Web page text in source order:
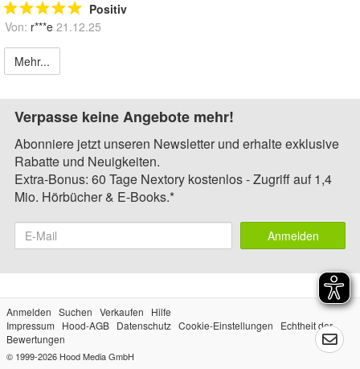
Positiv
Von: r***e 21.12.25
Mehr...
Verpasse keine Angebote mehr!
Abonniere jetzt unseren Newsletter und erhalte exklusive
Rabatte und Neuigkeiten.
Extra-Bonus: 60 Tage Nextory kostenlos - Zugriff auf 1,4
Mio. Hörbücher & E-Books.*
Anmelden
Anmelden Suchen Verkaufen
Hilfe
Impressum
Hood-AGB Datenschutz Cookie-Einstellungen
Echtheit der
Bewertungen
© 1999-2026 Hood Media GmbH